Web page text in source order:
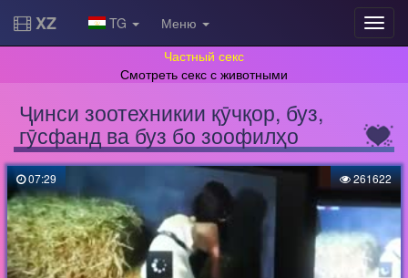
XZ TG
Меню
Частный секс
Смотреть секс с животными
Ҷинси зоотехникии қӯчқор, буз,
гӯсфанд ва буз бо зоофилҳо
07:29 261622